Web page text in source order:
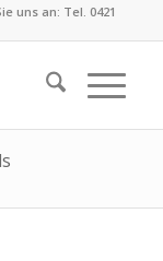
uns an: Tel. 0421